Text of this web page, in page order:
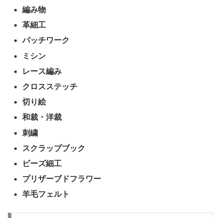
編み物
革細工
パッチワーク
ミシン
レース編み
クロスステッチ
切り絵
和裁・洋裁
刺繍
スクラップブック
ビーズ細工
プリザーブドフラワー
羊毛フェルト